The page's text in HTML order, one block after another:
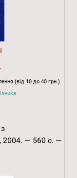
(від 10 до 40 грн.)
2004. — 560 с. —